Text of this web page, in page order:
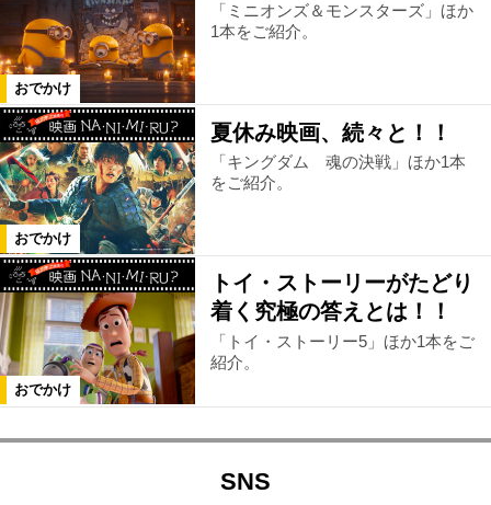
おでかけ
「ミニオンズ＆モンスターズ」ほか
1本をご紹介。
おでかけ
夏休み映画、続々と！！
「キングダム 魂の決戦」ほか1本
をご紹介。
おでかけ
トイ・ストーリーがたどり
着く究極の答えとは！！
「トイ・ストーリー5」ほか1本をご
紹介。
SNS